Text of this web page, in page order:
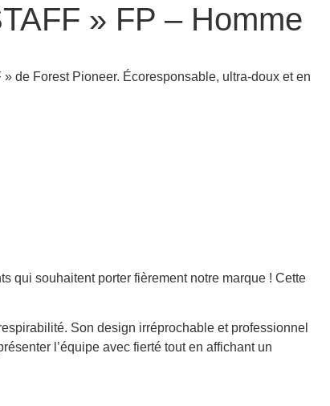
» FP – Homme
de Forest Pioneer. Écoresponsable, ultra-doux et en
qui souhaitent porter fièrement notre marque ! Cette
Son design irréprochable et professionnel
l’équipe avec fierté tout en affichant un